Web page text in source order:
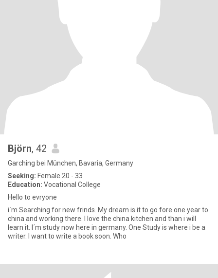
Björn, 42
Garching bei München, Bavaria, Germany
Seeking: Female 20 - 33
Education: Vocational College
Hello to evryone
i´m Searching for new frinds. My dream is it to go fore one year to
china and working there. I love the china kitchen and than i will
learn it. I´m study now here in germany. One Study is where i be a
writer. I want to write a book soon. Who